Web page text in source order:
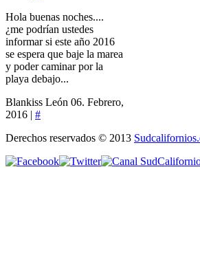
Hola buenas noches....
¿me podrían ustedes
informar si este año 2016
se espera que baje la marea
y poder caminar por la
playa debajo...
Blankiss León 06. Febrero,
2016 | #
Derechos reservados © 2013